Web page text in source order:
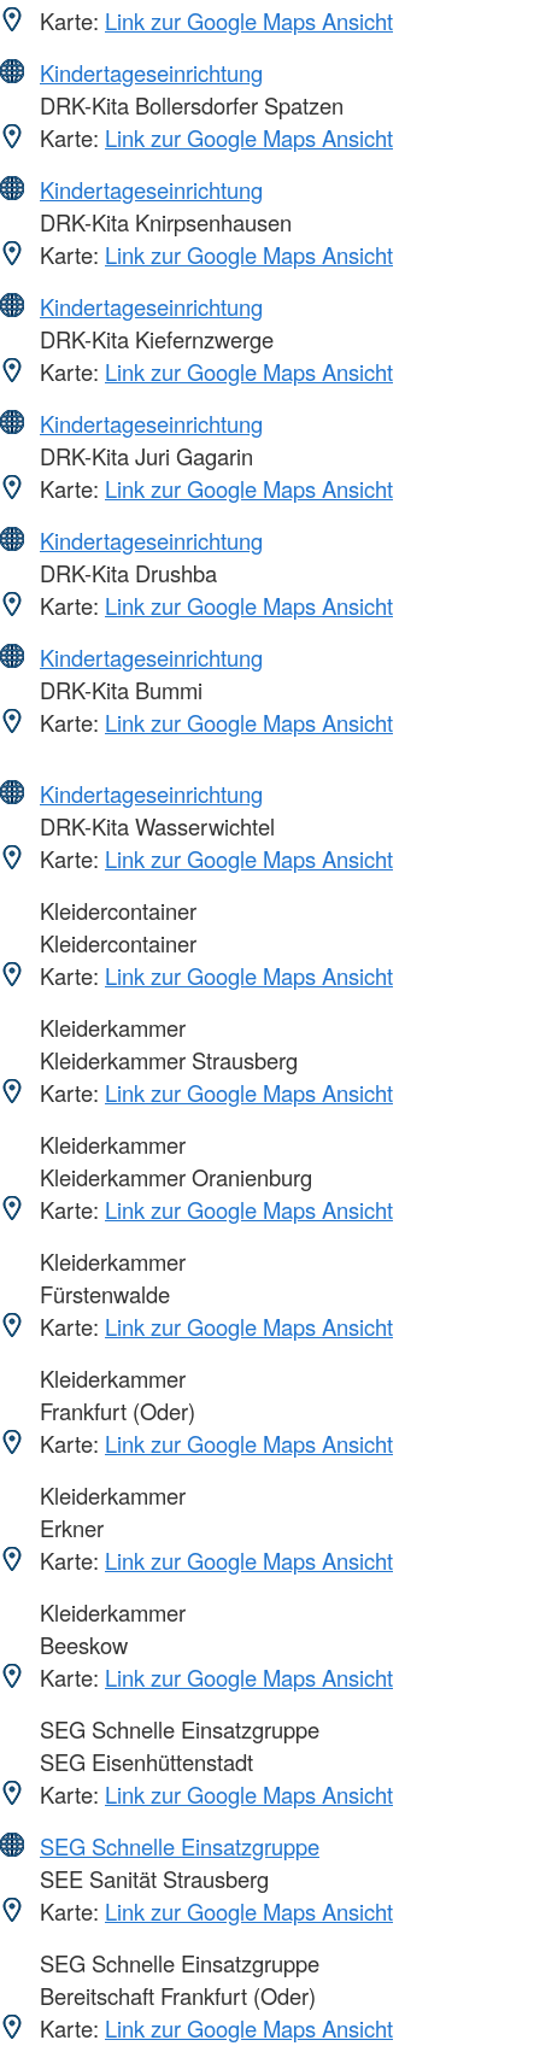
Karte: Link zur Google Maps Ansicht
Kindertageseinrichtung
DRK-Kita Bollersdorfer Spatzen
Karte: Link zur Google Maps Ansicht
Kindertageseinrichtung
DRK-Kita Knirpsenhausen
Karte: Link zur Google Maps Ansicht
Kindertageseinrichtung
DRK-Kita Kiefernzwerge
Karte: Link zur Google Maps Ansicht
Kindertageseinrichtung
DRK-Kita Juri Gagarin
Karte: Link zur Google Maps Ansicht
Kindertageseinrichtung
DRK-Kita Drushba
Karte: Link zur Google Maps Ansicht
Kindertageseinrichtung
DRK-Kita Bummi
Karte: Link zur Google Maps Ansicht
Kindertageseinrichtung
DRK-Kita Wasserwichtel
Karte: Link zur Google Maps Ansicht
Kleidercontainer
Kleidercontainer
Karte: Link zur Google Maps Ansicht
Kleiderkammer
Kleiderkammer Strausberg
Karte: Link zur Google Maps Ansicht
Kleiderkammer
Kleiderkammer Oranienburg
Karte: Link zur Google Maps Ansicht
Kleiderkammer
Fürstenwalde
Karte: Link zur Google Maps Ansicht
Kleiderkammer
Frankfurt (Oder)
Karte: Link zur Google Maps Ansicht
Kleiderkammer
Erkner
Karte: Link zur Google Maps Ansicht
Kleiderkammer
Beeskow
Karte: Link zur Google Maps Ansicht
SEG Schnelle Einsatzgruppe
SEG Eisenhüttenstadt
Karte: Link zur Google Maps Ansicht
SEG Schnelle Einsatzgruppe
SEE Sanität Strausberg
Karte: Link zur Google Maps Ansicht
SEG Schnelle Einsatzgruppe
Bereitschaft Frankfurt (Oder)
Karte: Link zur Google Maps Ansicht